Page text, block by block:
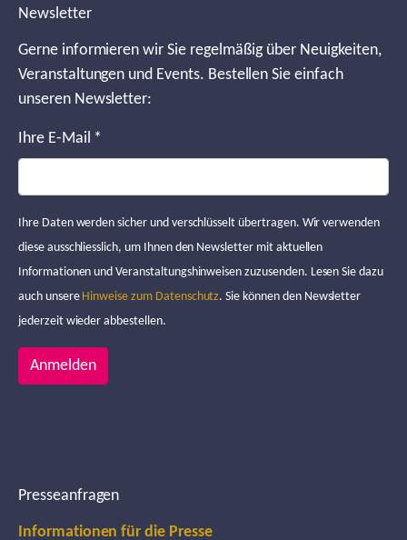
Newsletter
Gerne informieren wir Sie regelmäßig über Neuigkeiten,
Veranstaltungen und Events. Bestellen Sie einfach
unseren Newsletter:
Ihre E-Mail *
Ihre Daten werden sicher und verschlüsselt übertragen. Wir verwenden
diese ausschliesslich, um Ihnen den Newsletter mit aktuellen
Informationen und Veranstaltungshinweisen zuzusenden. Lesen Sie dazu
auch unsere Hinweise zum Datenschutz. Sie können den Newsletter
jederzeit wieder abbestellen.
Anmelden
Presseanfragen
Informationen für die Presse